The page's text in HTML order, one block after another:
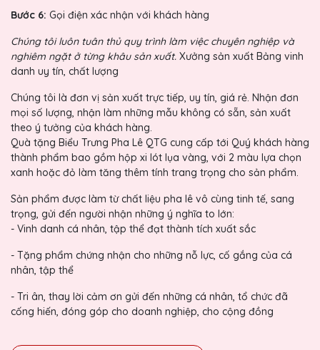
Bước 6: Gọi điện xác nhận với khách hàng
Chúng tôi luôn tuân thủ quy trình làm việc chuyên nghiệp và
nghiêm ngặt ở từng khâu sản xuất. Xưởng sản xuất Bảng vinh
danh uy tín, chất lượng
Chúng tôi là đơn vị sản xuất trực tiếp, uy tín, giá rẻ. Nhận đơn
mọi số lượng, nhận làm những mẫu không có sẵn, sản xuất
theo ý tưởng của khách hàng.
Quà tặng Biểu Trưng Pha Lê QTG cung cấp tới Quý khách hàng
thành phẩm bao gồm hộp xi lót lụa vàng, với 2 màu lựa chọn
xanh hoặc đỏ làm tăng thêm tính trang trọng cho sản phẩm.
Sản phẩm được làm từ chất liệu pha lê vô cùng tinh tế, sang
trọng, gửi đến người nhận những ý nghĩa to lớn:
- Vinh danh cá nhân, tập thể đạt thành tích xuất sắc
- Tặng phẩm chứng nhận cho những nỗ lực, cố gắng của cá
nhân, tập thể
- Tri ân, thay lời cảm ơn gửi đến những cá nhân, tổ chức đã
cống hiến, đóng góp cho doanh nghiệp, cho cộng đồng